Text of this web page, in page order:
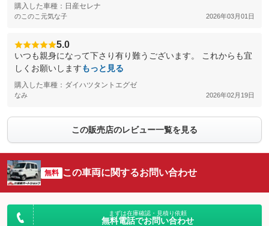
購入した車種：日産セレナ
のこのこ元気な子 2026年03月01日
5.0
いつも親身になって下さり有り難うございます。 これからも宜
しくお願いしますもっと見る
購入した車種：ダイハツタントエグゼ
なみ 2026年02月19日
この販売店のレビュー一覧を見る
無料 この車両に関するお問い合わせ
まずは在庫確認・見積り依頼
無料電話でお問い合わせ